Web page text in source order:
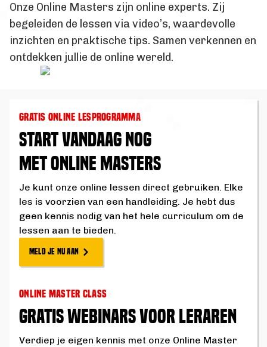
Onze Online Masters zijn online experts. Zij
begeleiden de lessen via video’s, waardevolle
inzichten en praktische tips. Samen verkennen en
ontdekken jullie de online wereld.
GRATIS ONLINE LESPROGRAMMA
START VANDAAG NOG
MET ONLINE MASTERS
Je kunt onze online lessen direct gebruiken. Elke
les is voorzien van een handleiding. Je hebt dus
geen kennis nodig van het hele curriculum om de
lessen aan te bieden.
MELD JE NU AAN
ONLINE MASTER CLASS
GRATIS WEBINARS VOOR LERAREN
Verdiep je eigen kennis met onze Online Master